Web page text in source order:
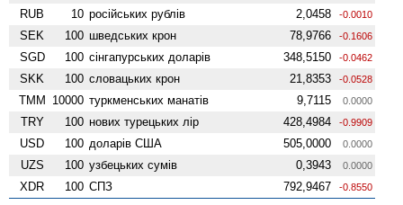
RUB 10 російських рублів 2,0458 -0.0010
SEK 100 шведських крон 78,9766 -0.1606
SGD 100 сінгапурських доларів 348,5150 -0.0462
SKK 100 словацьких крон 21,8353 -0.0528
TMM 10000 туркменських манатів 9,7115 0.0000
TRY 100 нових турецьких лір 428,4984 -0.9909
USD 100 доларів США 505,0000 0.0000
UZS 100 узбецьких сумів 0,3943 0.0000
XDR 100 СПЗ 792,9467 -0.8550